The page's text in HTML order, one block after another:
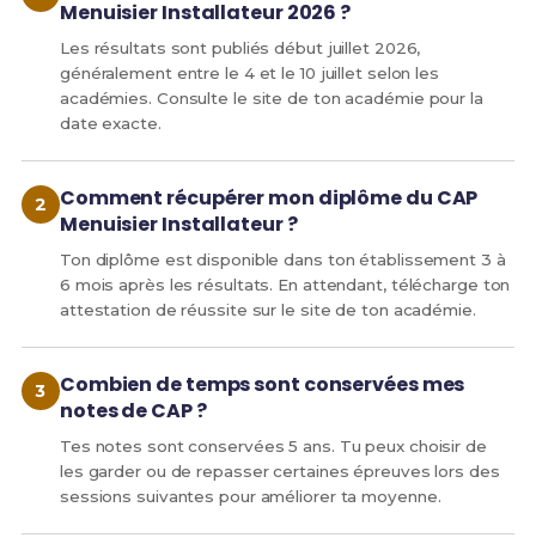
Menuisier Installateur 2026 ?
Les résultats sont publiés début juillet 2026,
généralement entre le 4 et le 10 juillet selon les
académies. Consulte le site de ton académie pour la
date exacte.
Comment récupérer mon diplôme du CAP
Menuisier Installateur ?
Ton diplôme est disponible dans ton établissement 3 à
6 mois après les résultats. En attendant, télécharge ton
attestation de réussite sur le site de ton académie.
Combien de temps sont conservées mes
notes de CAP ?
Tes notes sont conservées 5 ans. Tu peux choisir de
les garder ou de repasser certaines épreuves lors des
sessions suivantes pour améliorer ta moyenne.